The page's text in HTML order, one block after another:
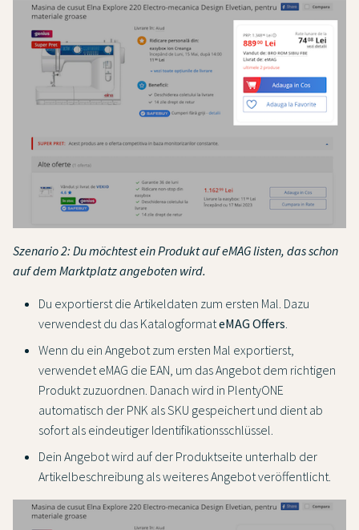
Szenario 2: Du möchtest ein Produkt auf eMAG listen, das schon
auf dem Marktplatz angeboten wird.
Du exportierst die Artikeldaten zum ersten Mal. Dazu
verwendest du das KatalogformateMAG Offers.
Wenn du ein Angebot zum ersten Mal exportierst,
verwendet eMAG die EAN, um das Angebot dem richtigen
Produkt zuzuordnen. Danach wird in PlentyONE
automatisch der PNK als SKU gespeichert und dient ab
sofort als eindeutiger Identifikationsschlüssel.
Dein Angebot wird auf der Produktseite unterhalb der
Artikelbeschreibung als weiteres Angebot veröffentlicht.